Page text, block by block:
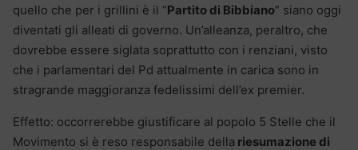
quello che per i grillini è il “Partito di Bibbiano” siano oggi
diventati gli alleati di governo. Un’alleanza, peraltro, che
dovrebbe essere siglata soprattutto con i renziani, visto
che i parlamentari del Pd attualmente in carica sono in
stragrande maggioranza fedelissimi dell’ex premier.
Effetto: occorrerebbe giustificare al popolo 5 Stelle che il
Movimento si è reso responsabile della riesumazione di